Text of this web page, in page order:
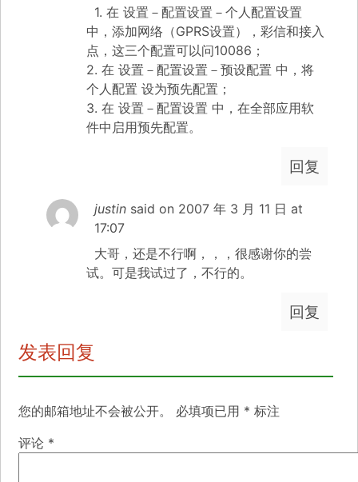
1. 在 设置－配置设置－个人配置设置
中，添加网络（GPRS设置），彩信和接入
点，这三个配置可以问10086；
2. 在 设置－配置设置－预设配置 中，将
个人配置 设为预先配置；
3. 在 设置－配置设置 中，在全部应用软
件中启用预先配置。
回复
justin said on 2007 年 3 月 11 日 at
17:07
大哥，还是不行啊，，，很感谢你的尝
试。可是我试过了，不行的。
回复
发表回复
您的邮箱地址不会被公开。 必填项已用 * 标注
评论 *